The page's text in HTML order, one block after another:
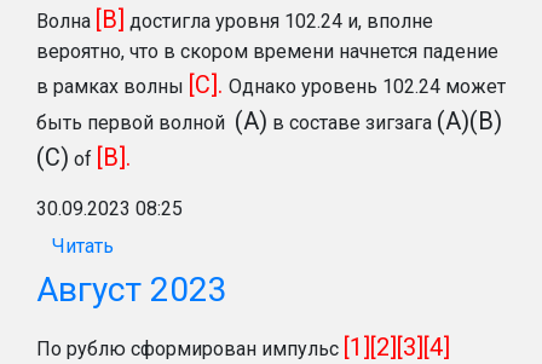
Волна [B] достигла уровня 102.24 и, вполне
вероятно, что в скором времени начнется падение
в рамках волны [C]. Однако уровень 102.24 может
быть первой волной (A) в составе зигзага (A)(B)
(C) of [B].
30.09.2023 08:25
Читать
Август 2023
По рублю сформирован импульс [1][2][3][4]